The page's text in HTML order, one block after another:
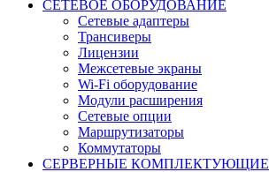
СЕТЕВОЕ ОБОРУДОВАНИЕ
Сетевые адаптеры
Трансиверы
Лицензии
Межсетевые экраны
Wi-Fi оборудование
Модули расширения
Сетевые опции
Маршрутизаторы
Коммутаторы
СЕРВЕРНЫЕ КОМПЛЕКТУЮЩИЕ